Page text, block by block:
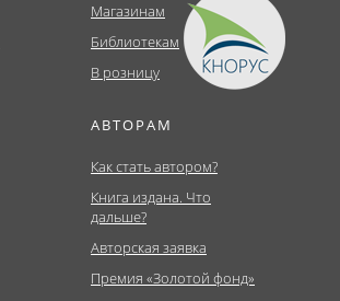
Магазинам
Библиотекам
В розницу
АВТОРАМ
Как стать автором?
Книга издана. Что
дальше?
Авторская заявка
Премия «Золотой фонд»